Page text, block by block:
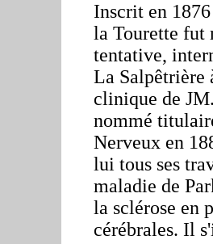
Inscrit en
la Tourette fut
tentative,
La Salpêtrière
clinique de
nommé
Nerveux en
lui tous ses
maladie de
la sclérose en
cérébrales. Il